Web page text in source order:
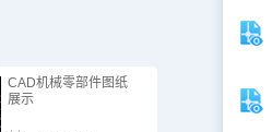
CAD机械零部件图纸
展示